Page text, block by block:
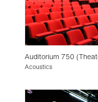
Auditorium 750
Acoustics